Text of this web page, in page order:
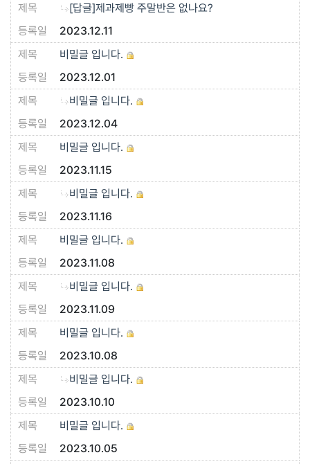
[답글]제과제빵 주말반은 없나요?
2023.12.11
비밀글 입니다.
2023.12.01
비밀글 입니다.
2023.12.04
비밀글 입니다.
2023.11.15
비밀글 입니다.
2023.11.16
비밀글 입니다.
2023.11.08
비밀글 입니다.
2023.11.09
비밀글 입니다.
2023.10.08
비밀글 입니다.
2023.10.10
비밀글 입니다.
2023.10.05